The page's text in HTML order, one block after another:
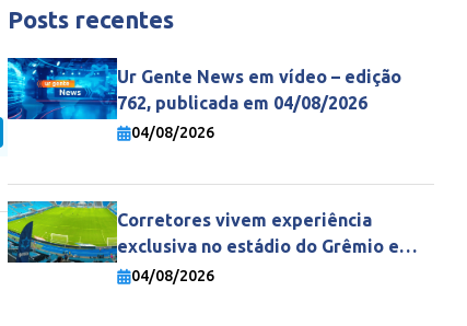
Posts recentes
Ur Gente News em vídeo – edição
762, publicada em 04/08/2026
04/08/2026
Corretores vivem experiência
exclusiva no estádio do Grêmio e
fortalecem parceria com a Gente
04/08/2026